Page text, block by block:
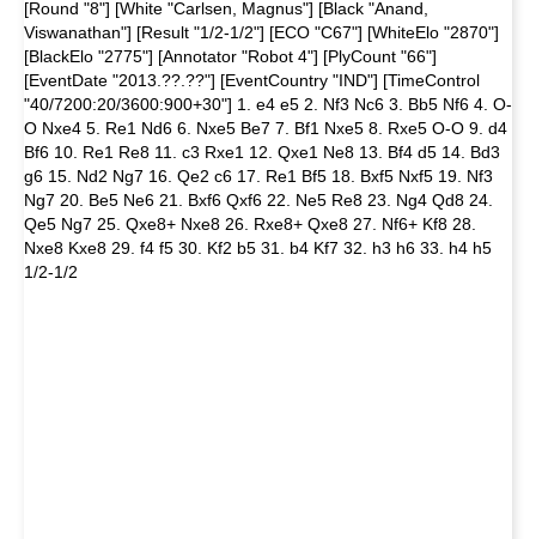
[Round "8"] [White "Carlsen, Magnus"] [Black "Anand,
Viswanathan"] [Result "1/2-1/2"] [ECO "C67"] [WhiteElo "2870"]
[BlackElo "2775"] [Annotator "Robot 4"] [PlyCount "66"]
[EventDate "2013.??.??"] [EventCountry "IND"] [TimeControl
"40/7200:20/3600:900+30"] 1. e4 e5 2. Nf3 Nc6 3. Bb5 Nf6 4. O-
O Nxe4 5. Re1 Nd6 6. Nxe5 Be7 7. Bf1 Nxe5 8. Rxe5 O-O 9. d4
Bf6 10. Re1 Re8 11. c3 Rxe1 12. Qxe1 Ne8 13. Bf4 d5 14. Bd3
g6 15. Nd2 Ng7 16. Qe2 c6 17. Re1 Bf5 18. Bxf5 Nxf5 19. Nf3
Ng7 20. Be5 Ne6 21. Bxf6 Qxf6 22. Ne5 Re8 23. Ng4 Qd8 24.
Qe5 Ng7 25. Qxe8+ Nxe8 26. Rxe8+ Qxe8 27. Nf6+ Kf8 28.
Nxe8 Kxe8 29. f4 f5 30. Kf2 b5 31. b4 Kf7 32. h3 h6 33. h4 h5
1/2-1/2